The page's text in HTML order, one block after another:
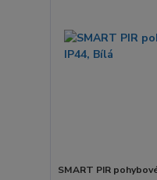
SMART PIR